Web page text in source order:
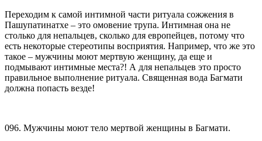
Переходим к самой интимной части ритуала сожжения в
Пашупатинатхе – это омовение трупа. Интимная она не
столько для непальцев, сколько для европейцев, потому что
есть некоторые стереотипы восприятия. Например, что же это
такое – мужчины моют мертвую женщину, да еще и
подмывают интимные места?! А для непальцев это просто
правильное выполнение ритуала. Священная вода Багмати
должна попасть везде!
096. Мужчины моют тело мертвой женщины в Багмати.